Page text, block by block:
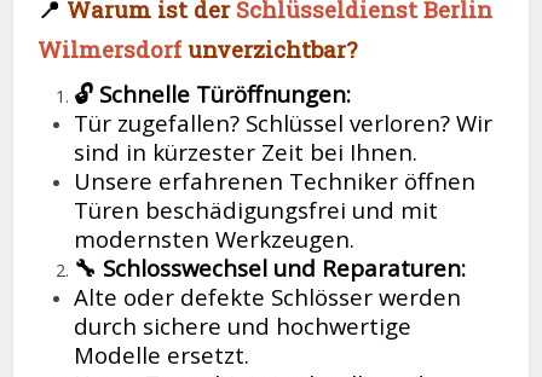
📍 Warum ist der Schlüsseldienst Berlin
Wilmersdorfunverzichtbar?
🔓 Schnelle Türöffnungen:
Tür zugefallen? Schlüssel verloren? Wir
sind in kürzester Zeit bei Ihnen.
Unsere erfahrenen Techniker öffnen
Türen beschädigungsfrei und mit
modernsten Werkzeugen.
🔧 Schlosswechsel und Reparaturen:
Alte oder defekte Schlösser werden
durch sichere und hochwertige
Modelle ersetzt.